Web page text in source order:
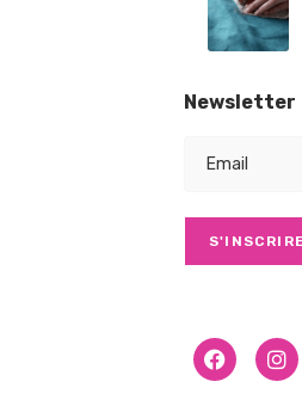
Newsletter